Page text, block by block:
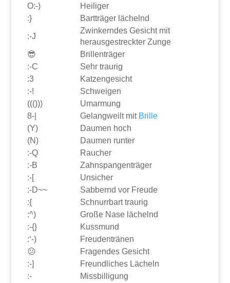
O:-)
Heiliger
:}
Bartträger lächelnd
:-J
Zwinkerndes Gesicht mit
herausgestreckter Zunge
😎
Brillenträger
:-C
Sehr traurig
:3
Katzengesicht
:-!
Schweigen
((()))
Umarmung
8-|
Gelangweilt mit Brille
(Y)
Daumen hoch
(N)
Daumen runter
:-Q
Raucher
:-B
Zahnspangenträger
:-[
Unsicher
:-D~~
Sabbernd vor Freude
:{
Schnurrbart traurig
:^)
Große Nase lächelnd
:-{}
Kussmund
:‘-)
Freudentränen
😕
Fragendes Gesicht
:-]
Freundliches Lächeln
:-
Missbilligung